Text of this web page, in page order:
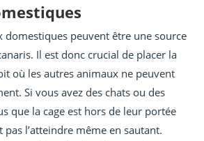
domestiques peuvent être une source
Il est donc crucial de placer la
où les autres animaux ne peuvent
Si vous avez des chats ou des
que la cage est hors de leur portée
pas l’atteindre même en sautant.